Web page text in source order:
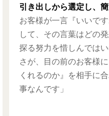
引き出しから選定し、
お客様が一言『いいで
して、その言葉はどの
探る努力を惜しんでは
さが、目の前のお客様
くれるのか』を相手に
事なんです」